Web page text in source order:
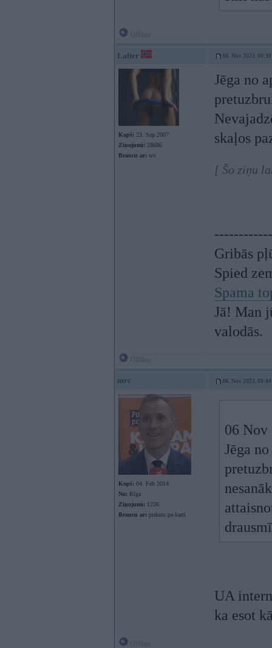
Lafter 06. Nov 2023, 00:39
Kopš: 23. Sep 2007
Ziņojumi: 28686
Braucu ar: wv
Jēga no
skaļos
[ Šo ziņu
Gribās
Spied
Spama
Jā! Man
valodās.
mrc 06. Nov 2023, 09:44
Kopš: 04. Feb 2014
No: Rīga
Ziņojumi: 1236
Braucu ar: pirkstu pa karti
06
Jēga
UA
ka esot